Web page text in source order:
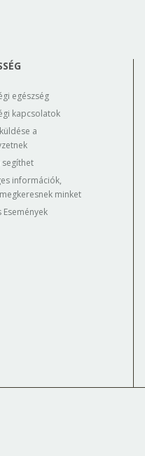
egészség
kapcsolatok
a
segíthet
információk,
minket
Események